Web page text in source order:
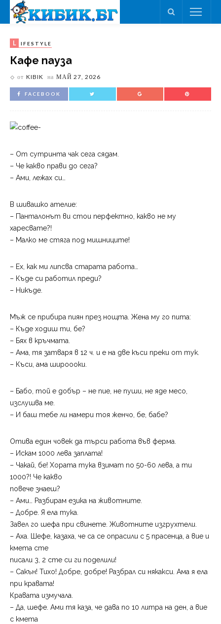
L IFESTYLE
Кафе пауза
от KIBIK на МАЙ 27, 2026
FACEBOOK
– От сутринта чак сега сядам.
– Че какво прави до сега?
– Ами, лежах си…
В шивашко ателие:
– Панталонът ви стои перфектно, какво не му
харесвате?!
– Малко ме стяга под мишниците!
– Ех, как ми липсва старата работа…
– Къде си работил преди?
– Никъде.
Мъж се прибира пиян през нощта. Жена му го пита:
– Къде ходиш ти, бе?
– Бях в кръчмата.
– Ама, тя затваря в 12 ч. и е на две къси преки от тук.
– Къси, ама широооки.
– Бабо, той е добър – не пие, не пуши, не яде месо,
изслушва ме.
– И баш тебе ли намери тоя женчо, бе, бабе?
Отива един човек да търси работа във ферма.
– Искам 1000 лева заплата!
– Чакай, бе! Хората тука взимат по 50-60 лева, а ти
1000?! Че какво
повече знаеш?
– Ами… Разбирам езика на животните.
– Добре. Я ела тука.
Завел го шефа при свинете. Животните изгрухтели.
– Аха. Шефе, казаха, че са се опрасили с 5 прасенца, а вие и
кмета сте
писали 3, 2 сте си ги поделили!
– Сакън! Тихо! Добре, добре! Разбрал си някакси. Ама я ела
при кравата!
Кравата измучала.
– Да, шефе. Ами тя каза, че дава по 10 литра на ден, а вие
с кмета